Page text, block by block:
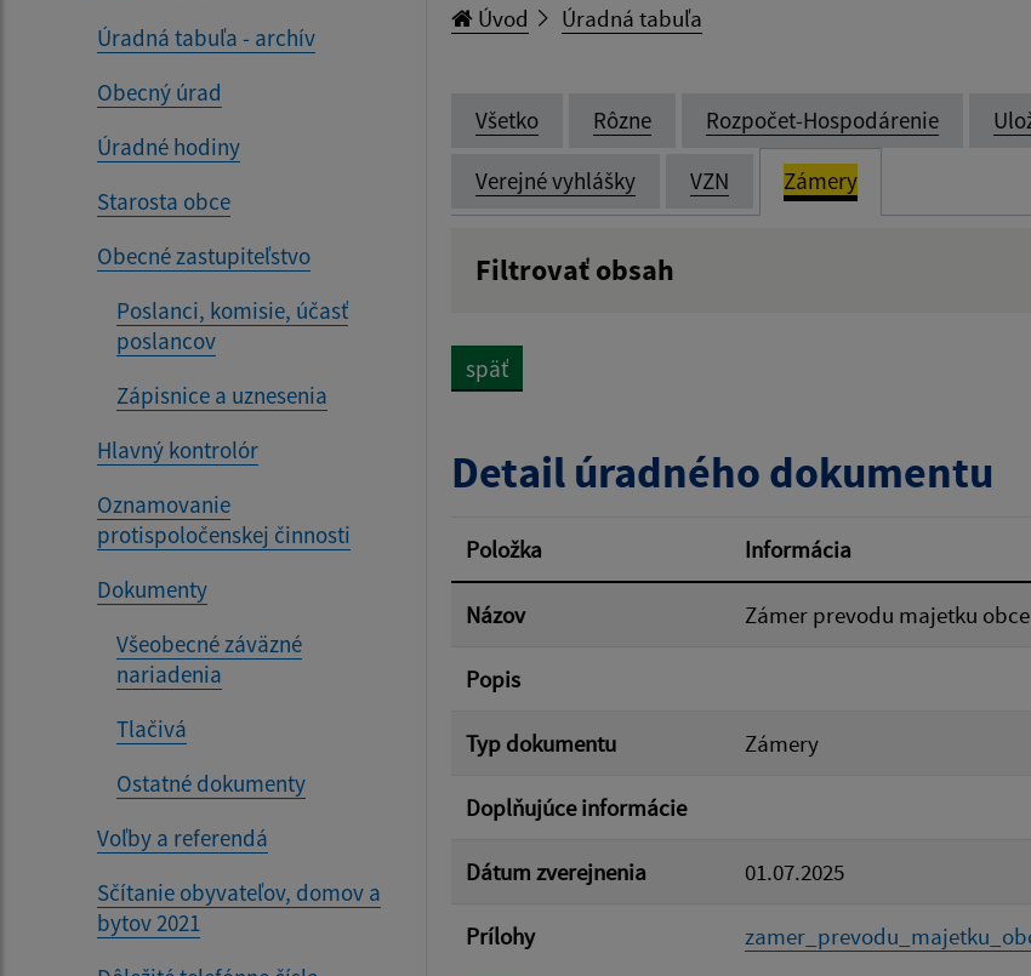
Úradná tabuľa - archív
Obecný úrad
Úradné hodiny
Starosta obce
Obecné zastupiteľstvo
Poslanci, komisie, účasť
poslancov
Zápisnice a uznesenia
Hlavný kontrolór
Oznamovanie
protispoločenskej činnosti
Dokumenty
Všeobecné záväzné
nariadenia
Tlačivá
Ostatné dokumenty
Voľby a referendá
Sčítanie obyvateľov, domov a
bytov 2021
Úvod Úradná tabuľa
Všetko Rôzne Rozpočet-Hospodárenie
Verejné vyhlášky VZN Zámery
Filtrovať obsah
Filtrovať
späť
Detail úradného dokumentu
Položka Informácia
Názov Zámer prevodu majetku
Popis
Typ dokumentu Zámery
Doplňujúce informácie
Dátum zverejnenia 01.07.2025
Prílohy